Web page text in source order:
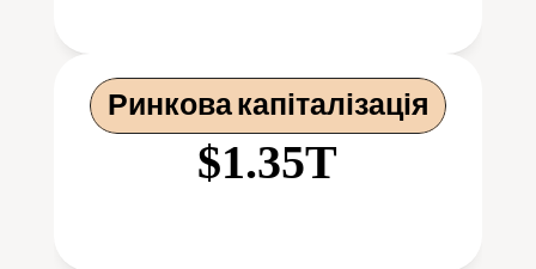
Ринкова капіталізація
$1.35T